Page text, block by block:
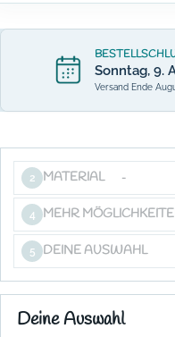
Sonntag, 9.
Versand Ende
2 MATERIAL -
4 MEHR
5 DEINE AUSWAHL
Deine Auswahl